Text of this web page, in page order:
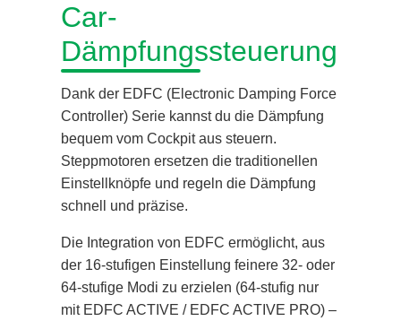
Car-
Dämpfungssteuerung
Dank der EDFC (Electronic Damping Force
Controller) Serie kannst du die Dämpfung
bequem vom Cockpit aus steuern.
Steppmotoren ersetzen die traditionellen
Einstellknöpfe und regeln die Dämpfung
schnell und präzise.
Die Integration von EDFC ermöglicht, aus
der 16-stufigen Einstellung feinere 32- oder
64-stufige Modi zu erzielen (64-stufig nur
mit EDFC ACTIVE / EDFC ACTIVE PRO) –